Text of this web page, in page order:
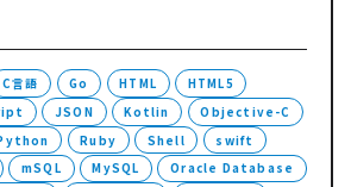
C言語 Go HTML
HTML5
JSON Kotlin
Objective-C
Ruby Shell
swift
mSQL MySQL
Oracle Database